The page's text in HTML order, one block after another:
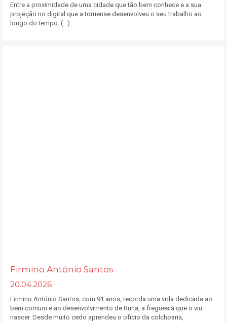
Entre a proximidade de uma cidade que tão bem conhece e a sua
projeção no digital que a torriense desenvolveu o seu trabalho ao
longo do tempo. (...)
Firmino António Santos
20.04.2026
Firmino António Santos, com 91 anos, recorda uma vida dedicada ao
bem comum e ao desenvolvimento de Runa, a freguesia que o viu
nascer. Desde muito cedo aprendeu o ofício da colchoaria,